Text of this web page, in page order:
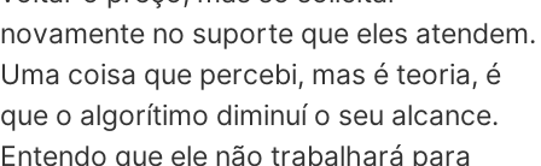
novamente no suporte que eles atendem.
Uma coisa que percebi, mas é teoria, é
que o algorítimo diminuí o seu alcance.
Entendo que ele não trabalhará para